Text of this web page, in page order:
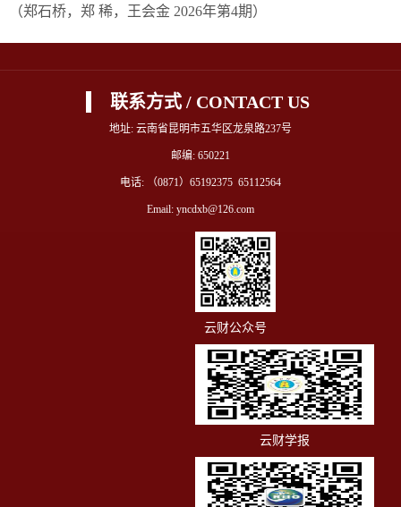
第 2 页
（郑石桥，郑 稀，王会金 2026年第4期）
联系方式 / CONTACT US
地址: 云南省昆明市五华区龙泉路237号
邮编: 650221
电话: （0871）65192375 65112564
Email: yncdxb@126.com
云财公众号
云财学报